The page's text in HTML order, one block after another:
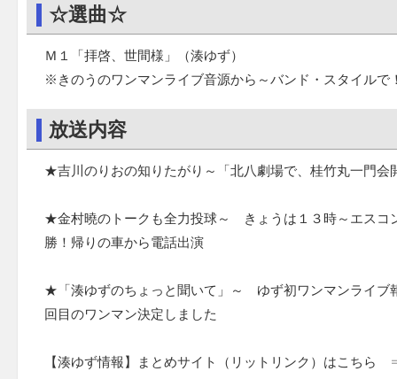
☆選曲☆
Ｍ１「拝啓、世間様」（湊ゆず）
※きのうのワンマンライブ音源から～バンド・スタイルで
放送内容
★吉川のりおの知りたがり～「北八劇場で、桂竹丸一門会
★金村曉のトークも全力投球～ きょうは１３時～エスコ
勝！帰りの車から電話出演
★「湊ゆずのちょっと聞いて」～ ゆず初ワンマンライブ
回目のワンマン決定しました
【湊ゆず情報】まとめサイト（リットリンク）はこち